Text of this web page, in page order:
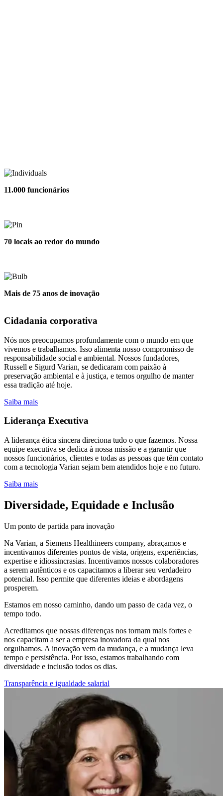
11.000 funcionários
70 locais ao redor do mundo
Mais de 75 anos de inovação
Cidadania corporativa
Nós nos preocupamos profundamente com o mundo em que
vivemos e trabalhamos. Isso alimenta nosso compromisso de
responsabilidade social e ambiental. Nossos fundadores,
Russell e Sigurd Varian, se dedicaram com paixão à
preservação ambiental e à justiça, e temos orgulho de manter
essa tradição até hoje.
Saiba mais
Liderança Executiva
A liderança ética sincera direciona tudo o que fazemos. Nossa
equipe executiva se dedica à nossa missão e a garantir que
nossos funcionários, clientes e todas as pessoas que têm contato
com a tecnologia Varian sejam bem atendidos hoje e no futuro.
Saiba mais
Diversidade, Equidade e Inclusão
Um ponto de partida para inovação
Na Varian, a Siemens Healthineers company, abraçamos e
incentivamos diferentes pontos de vista, origens, experiências,
expertise e idiossincrasias. Incentivamos nossos colaboradores
a serem autênticos e os capacitamos a liberar seu verdadeiro
potencial. Isso permite que diferentes ideias e abordagens
prosperem.
Estamos em nosso caminho, dando um passo de cada vez, o
tempo todo.
Acreditamos que nossas diferenças nos tornam mais fortes e
nos capacitam a ser a empresa inovadora da qual nos
orgulhamos. A inovação vem da mudança, e a mudança leva
tempo e persistência. Por isso, estamos trabalhando com
diversidade e inclusão todos os dias.
Transparência e igualdade salarial